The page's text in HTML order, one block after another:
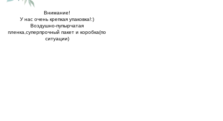
Внимание!
У нас очень крепкая упаковка!:)
Воздушно-пупырчатая
пленка,суперпрочный пакет и коробка(по
ситуации)